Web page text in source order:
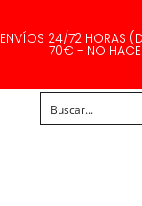
ENVÍOS 24/72 HORAS
70€ - NO